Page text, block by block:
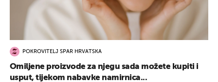
POKROVITELJ SPAR HRVATSKA
Omiljene proizvode za njegu sada možete kupiti i
usput, tijekom nabavke namirnica...